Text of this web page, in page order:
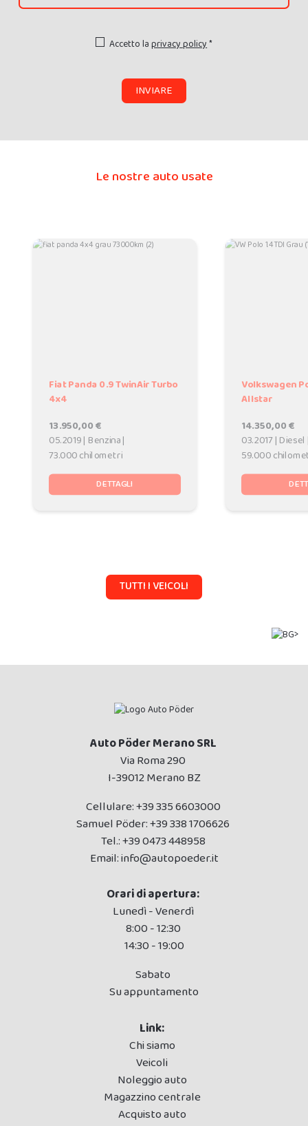
Accetto laprivacy policy*
INVIARE
Le nostre auto usate
Fiat Panda 0.9 TwinAir Turbo
4x4
13.950,00 €
05.2019 | Benzina |
73.000 chilometri
DETTAGLI
Volkswagen
Allstar
14.350,00 €
03.2017 |
59.000
TUTTI I VEICOLI
Auto Pöder Merano SRL
Via Roma 290
I-39012 Merano BZ
Cellulare:+39 335 6603000
Samuel Pöder:+39 338 1706626
Tel.:+39 0473 448958
Email:info@autopoeder.it
Orari di apertura:
Lunedì - Venerdì
8:00 - 12:30
14:30 - 19:00
Sabato
Su appuntamento
Link:
Chi siamo
Veicoli
Noleggio auto
Magazzino centrale
Acquisto auto